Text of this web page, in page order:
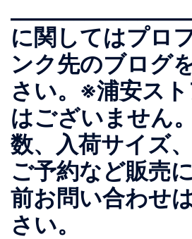
に関してはプロ
ンク先のブログ
さい。※浦安ス
はございません
数、入荷サイズ
ご予約など販売
前お問い合わせ
さい。